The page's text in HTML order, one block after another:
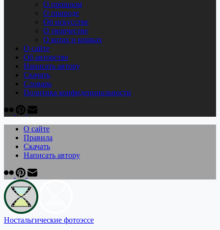
О прошлом
О природе
Об искусстве
О творчестве
О котах и кошках
О сайте
Об авторстве
Написать автору
Скачать
Cловарь
Политика конфиденциальности
О сайте
Правила
Скачать
Написать автору
Ностальгические фотоэссе